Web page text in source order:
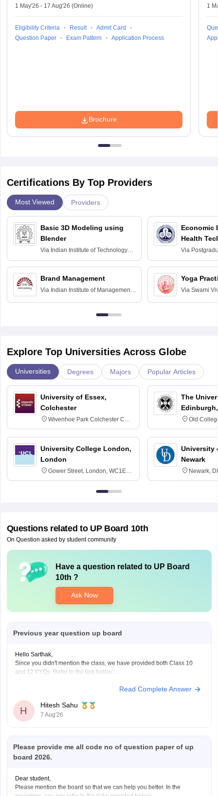
1 May'26 - 17 Aug'26 (Online)
Eligibility Criteria Result
Admit Card
Question Paper
Exam Pattern Application Process
Brochure
1
Certifications By Top Providers
Most Viewed Providers
Basic 3D Modeling using
Blender
Via Indian Institute of Technology
Bombay
Brand Management
Via Indian Institute of Management
Economic
Health
Via
Education
Chandigarh
Yoga
Via Swami
Explore Top Universities Across Globe
Universities Degrees Majors Popular Articles
University of Essex,
Colchester
Wivenhoe Park Colchester CO4
3SQ
University College London,
London
Gower Street, London, WC1E
6BT
The
Old
University
Newark
Newark,
Questions related to UP Board 10th
On Question asked by student community
Have a question related to UP Board
10th ?
Ask Now
Previous year question up board
Hello Sarthak,
Since you didn't mention the class, we have provided both Class 10
and 12 PYQs. Refer to the link below:
question-papers-class-10-pdf-download
question-papers-class-12-pdf-download
If you need any other resource, do let us know.
Read Complete Answer
H
Hitesh Sahu
7 Aug'26
Please provide me all code no of question paper of up
board 2026.
Dear student,
Please mention the board so that we can help you better. In the
We endeavor to keep you informed and help you
access our resources on Exams, Study
Material, Counseling, Colleges etc.